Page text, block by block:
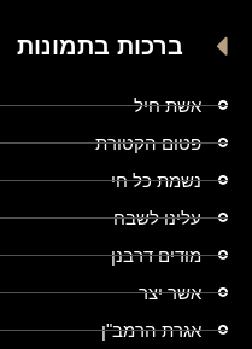
ברכות בתמונות
אשת חיל
פטום הקטורת
נשמת כל חי
עלינו לשבח
מודים דרבנן
אשר יצר
אגרת הרמב"ן